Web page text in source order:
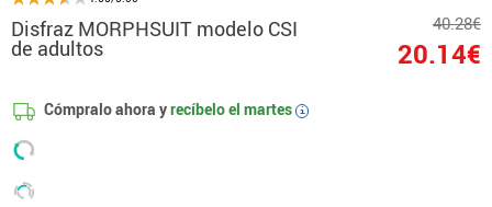
Disfraz MORPHSUIT modelo CSI
de adultos
40.28€
20.14€
Cómpralo ahora yrecíbelo el martes i